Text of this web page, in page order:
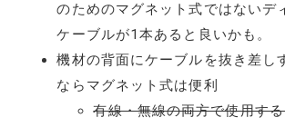
のためのマグネット式ではないデ
ケーブルが1本あると良いかも。
機材の背面にケーブルを抜き差し
ならマグネット式は便利
有線・無線の両方で使用す